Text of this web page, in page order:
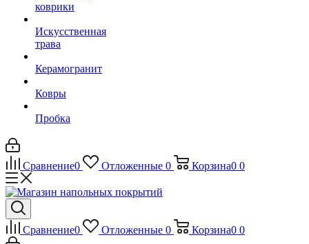
коврики
Искусственная
трава
Керамогранит
Ковры
Пробка
Сравнение0 Отложенные 0 Корзина0 0
Сравнение0 Отложенные 0 Корзина0 0